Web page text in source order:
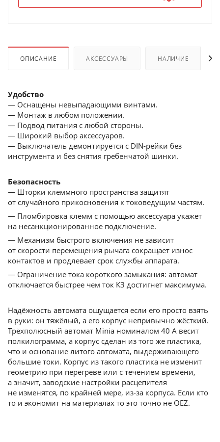
ОПИСАНИЕ АКСЕССУАРЫ НАЛИЧИЕ
Удобство
— Оснащены невыпадающими винтами.
— Монтаж в любом положении.
— Подвод питания с любой стороны.
— Широкий выбор аксессуаров.
— Выключатель демонтируется с DIN-рейки без
инструмента и без снятия гребенчатой шинки.
Безопасность
— Шторки клеммного пространства защитят
от cлучайного прикосновения к токоведущим частям.
— Пломбировка клемм с помощью аксессуара укажет
на несанкционированное подключение.
— Механизм быстрого включения не зависит
от скорости перемещения рычага сокращает износ
контактов и продлевает срок службы аппарата.
— Ограничение тока короткого замыкания: автомат
отключается быстрее чем ток КЗ достигнет максимума.
Надёжность автомата ощущается если его просто взять
в руки: он тяжёлый, а его корпус непривычно жёсткий.
Трёхполюсный автомат Minia номиналом 40 А весит
полкилограмма, а корпус сделан из того же пластика,
что и основание литого автомата, выдерживающего
большие токи. Корпус из такого пластика не изменит
геометрию при перегреве или с течением времени,
а значит, заводские настройки расцепителя
не изменятся, по крайней мере, из-за корпуса. Если кто
то и экономит на материалах то это точно не OEZ.